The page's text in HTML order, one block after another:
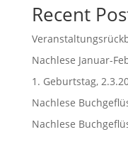
Recent
Nachlese Januar-
1. Geburtstag,
Nachlese
Nachlese